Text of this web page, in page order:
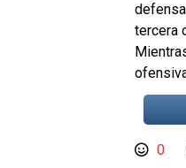
tercera
0